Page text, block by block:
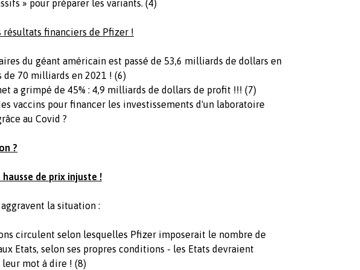
» pour préparer les variants. (4)
résultats financiers de Pfizer !
du géant américain est passé de 53,6 milliards de dollars en
de 70 milliards en 2021 ! (6)
a grimpé de 45% : 4,9 milliards de dollars de profit !!! (7)
vaccins pour financer les investissements d'un laboratoire
au Covid ?
?
de prix injuste !
la situation :
circulent selon lesquelles Pfizer imposerait le nombre de
Etats, selon ses propres conditions - les Etats devraient
mot à dire ! (8)